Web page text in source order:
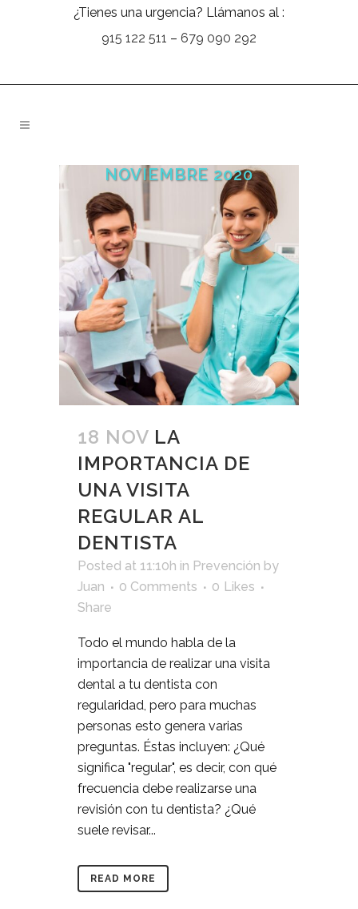
¿Tienes una urgencia? Llámanos al :
915 122 511 – 679 090 292
NOVIEMBRE 2020
18 NOV LA
IMPORTANCIA DE
UNA VISITA
REGULAR AL
DENTISTA
Posted at 11:10h in Prevención by
Juan
0 Comments 0 Likes
Share
Todo el mundo habla de la
importancia de realizar una visita
dental a tu dentista con
regularidad, pero para muchas
personas esto genera varias
preguntas. Éstas incluyen: ¿Qué
significa "regular", es decir, con qué
frecuencia debe realizarse una
revisión con tu dentista? ¿Qué
suele revisar...
READ MORE